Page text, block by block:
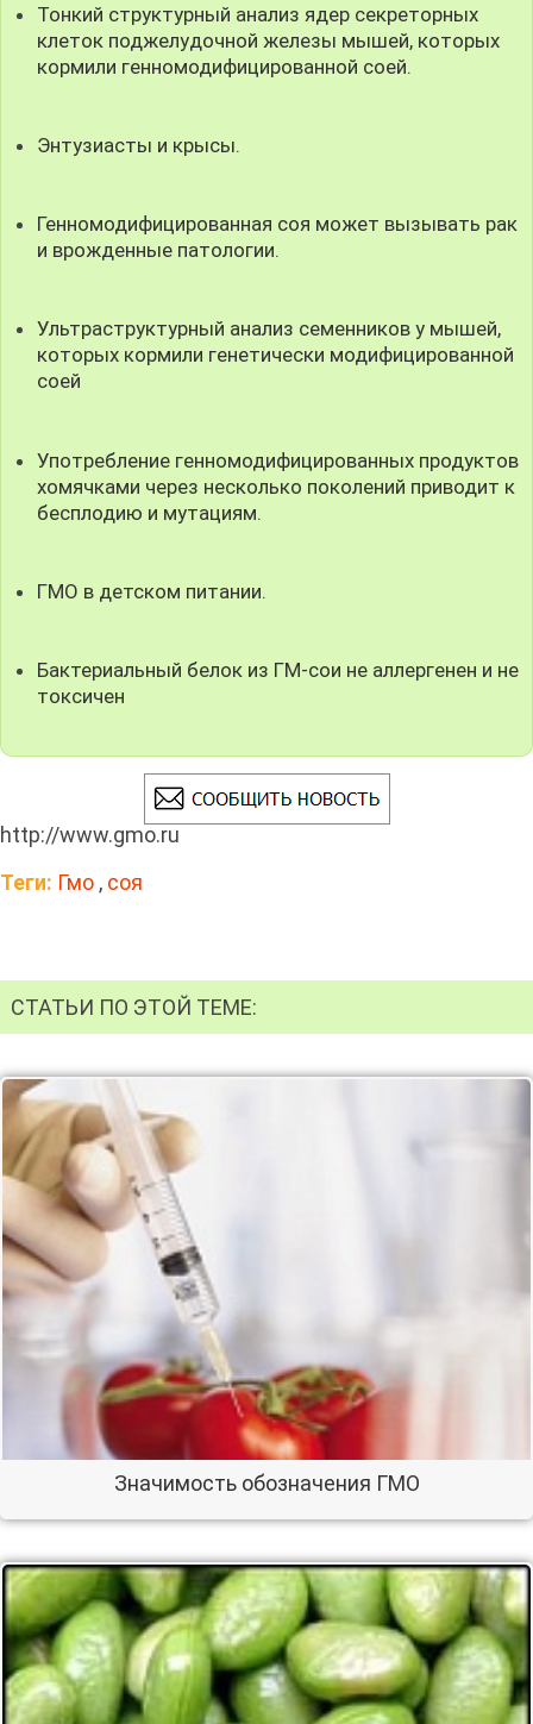
Тонкий структурный анализ ядер секреторных
клеток поджелудочной железы мышей, которых
кормили генномодифицированной соей.
Энтузиасты и крысы.
Генномодифицированная соя может вызывать рак
и врожденные патологии.
Ультраструктурный анализ семенников у мышей,
которых кормили генетически модифицированной
соей
Употребление генномодифицированных продуктов
хомячками через несколько поколений приводит к
бесплодию и мутациям.
ГМО в детском питании.
Бактериальный белок из ГМ-сои не аллергенен и не
токсичен
http://www.gmo.ru
Теги: Гмо , соя
СТАТЬИ ПО ЭТОЙ ТЕМЕ:
Значимость обозначения ГМО